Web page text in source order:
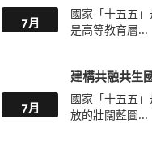
7月
國家「十五五
是高等教育層...
7月
建構共融共生
國家「十五五
放的壯闊藍圖...